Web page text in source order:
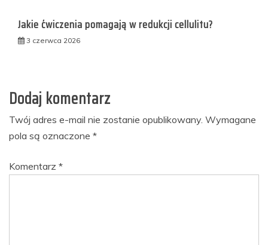
Jakie ćwiczenia pomagają w redukcji cellulitu?
3 czerwca 2026
Dodaj komentarz
Twój adres e-mail nie zostanie opublikowany. Wymagane
pola są oznaczone *
Komentarz *